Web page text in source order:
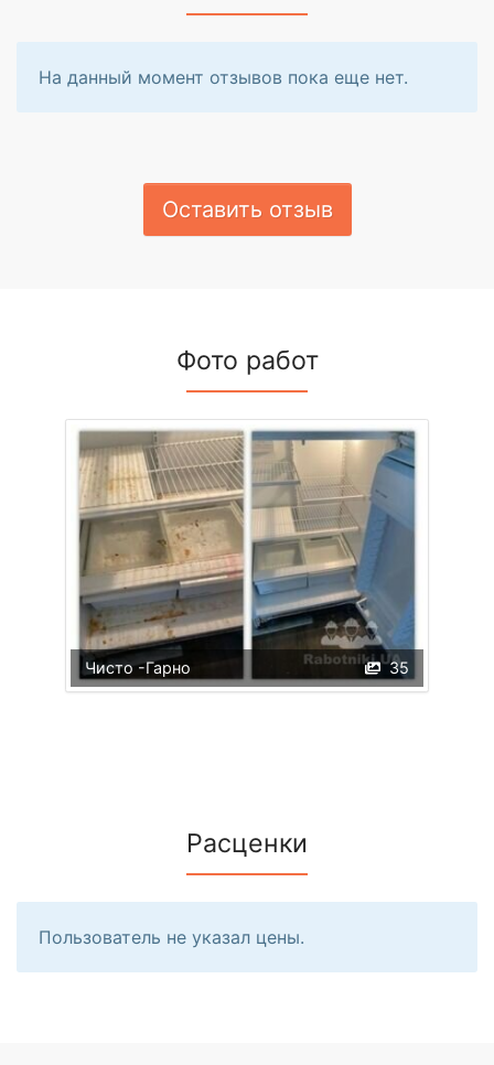
На данный момент отзывов пока еще нет.
Оставить отзыв
Фото работ
35
Чисто -Гарно
Расценки
Пользователь не указал цены.